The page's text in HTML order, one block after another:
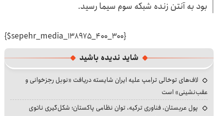
بود به آنتن زنده شبکه سوم سیما رسید.
{$sepehr_media_138975_400_300}
شاید ندیده باشید
لاف‌های توخالی ترامپ علیه ایران شایسته دریافت «نوبل رجزخوانی و
عقب‌نشینی» است
پول عربستان، فناوری ترکیه، توان نظامی پاکستان؛ شکل‌گیری ناتوی